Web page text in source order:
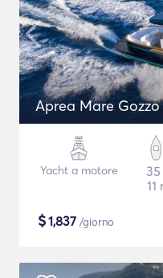
Aprea Mare Gozzo
Yacht a motore
11
$1,837 /giorno